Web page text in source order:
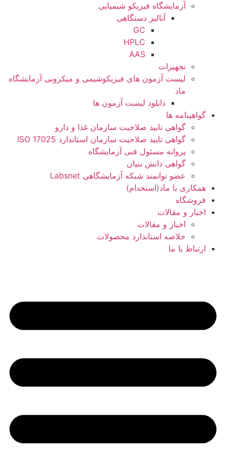
آزمایشگاه فیزیکو شیمیایی
آنالیز دستگاهی
GC
HPLC
AAS
تجهیزات
لیست آزمون های فیزیکوشیمی و میکروبی آزمایشگاه
ماد
دانلود لیست آزمون ها
گواهینامه ها
گواهی تایید صلاحیت سازمان غذا و دارو
گواهی تایید صلاحیت سازمان استاندارد ISO 17025
پروانه مسئول فنی آزمایشگاه
گواهی دانش بنیان
عضو توانمند شبکه آزمایشگاهی Labsnet
همکاری با ماد(استخدام)
فروشگاه
اخبار و مقالات
اخبار و مقالات
خلاصه استاندارد محصولات
ارتباط با ما